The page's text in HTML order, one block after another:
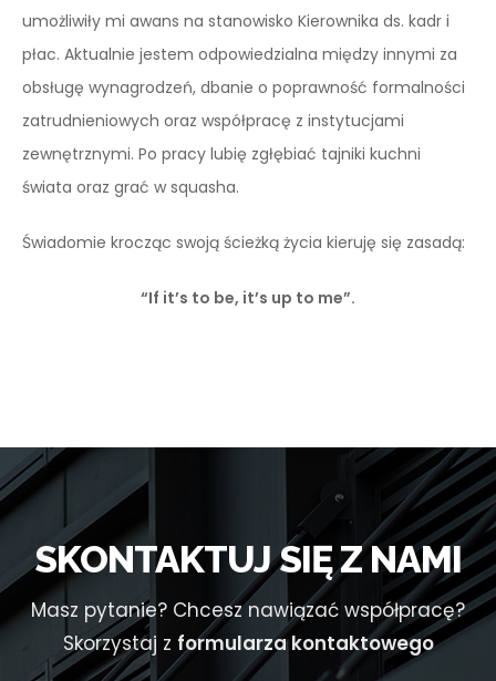
umożliwiły mi awans na stanowisko Kierownika ds. kadr i
płac. Aktualnie jestem odpowiedzialna między innymi za
obsługę wynagrodzeń, dbanie o poprawność formalności
zatrudnieniowych oraz współpracę z instytucjami
zewnętrznymi. Po pracy lubię zgłębiać tajniki kuchni
świata oraz grać w squasha.
Świadomie krocząc swoją ścieżką życia kieruję się zasadą:
“If it’s to be, it’s up to me”.
SKONTAKTUJ SIĘ Z NAMI
Masz pytanie? Chcesz nawiązać współpracę?
Skorzystaj z formularza kontaktowego